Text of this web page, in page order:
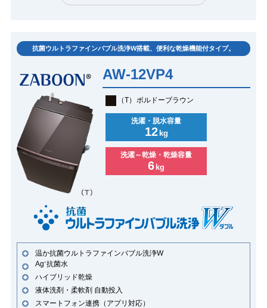
抗菌ウルトラファインバブル洗浄W搭載、便利な乾燥機能付タイプ。
AW-12VP4
（T） ボルドーブラウン
洗濯・脱水容量
12 kg
洗濯～乾燥・乾燥容量
6 kg
温か抗菌ウルトラファインバブル洗浄W
Ag+抗菌水
ハイブリッド乾燥
液体洗剤・柔軟剤 自動投入
スマートフォン連携（アプリ対応）